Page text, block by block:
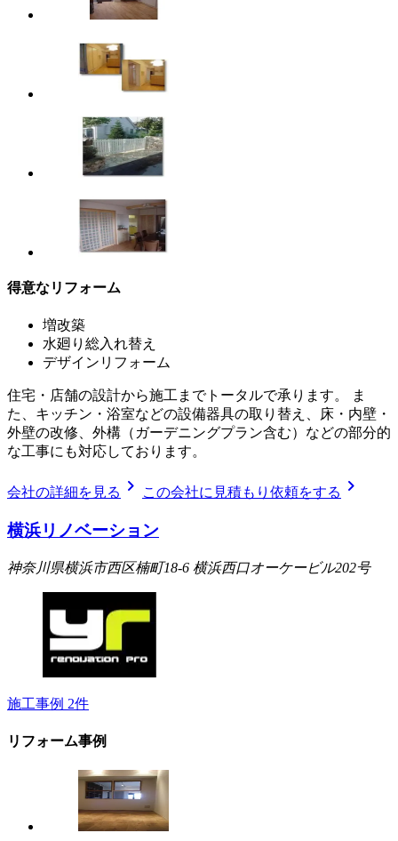
得意なリフォーム
増改築
水廻り総入れ替え
デザインリフォーム
住宅・店舗の設計から施工までトータルで承ります。 ま
た、キッチン・浴室などの設備器具の取り替え、床・内壁・
外壁の改修、外構（ガーデニングプラン含む）などの部分的
な工事にも対応しております。
会社の詳細を見る chevron_right この会社に見積もり依頼をする chevron_right
横浜リノベーション
神奈川県横浜市西区楠町18-6 横浜西口オーケービル202号
施工事例 2件
リフォーム事例